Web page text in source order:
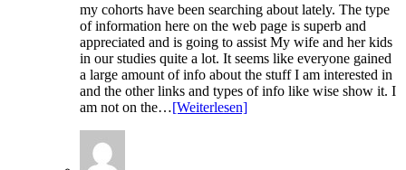
my cohorts have been searching about lately. The type
of information here on the web page is superb and
appreciated and is going to assist My wife and her kids
in our studies quite a lot. It seems like everyone gained
a large amount of info about the stuff I am interested in
and the other links and types of info like wise show it. I
am not on the…[Weiterlesen]